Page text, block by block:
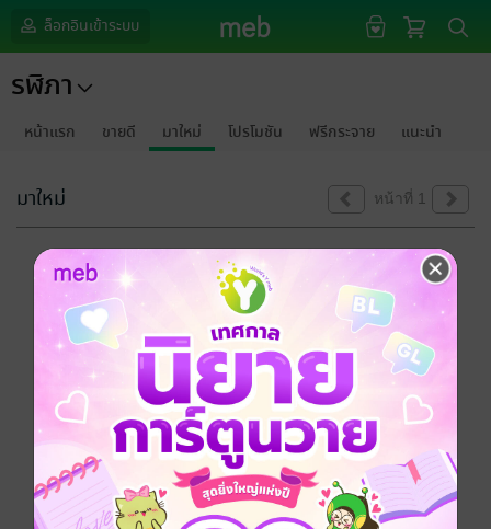
ล็อกอินเข้าระบบ
รฬิภา
หน้าแรก ขายดี มาใหม่ โปรโมชัน ฟรีกระจาย แนะนำ
มาใหม่ หน้าที่ 1
ขออภัยด้วยนะคะ
ไม่พบข้อมูลในหัวข้อที่คุณกำลังชมค่ะ